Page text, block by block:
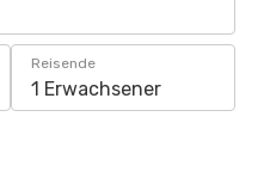
Reisende
1 Erwachsener